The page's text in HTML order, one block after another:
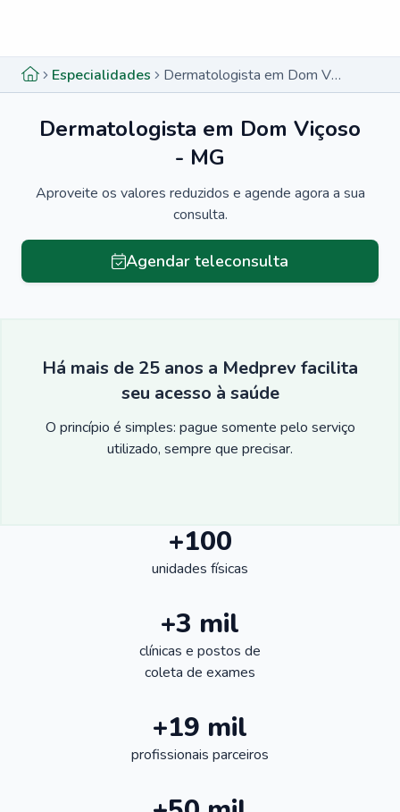
Especialidades Dermatologista em Dom Viçoso - MG
Dermatologista em Dom Viçoso
- MG
Aproveite os valores reduzidos e agende agora a sua
consulta.
Agendar teleconsulta
Há mais de 25 anos a Medprev facilita
seu acesso à saúde
O princípio é simples: pague somente pelo serviço
utilizado, sempre que precisar.
+100
unidades físicas
+3 mil
clínicas e postos de
coleta de exames
+19 mil
profissionais parceiros